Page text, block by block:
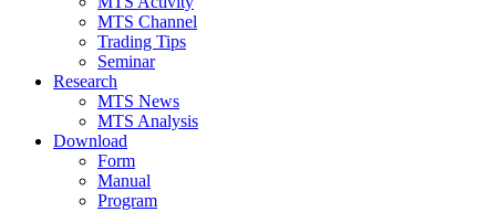
MTS Channel
Trading Tips
Seminar
Research
MTS News
MTS Analysis
Download
Form
Manual
Program